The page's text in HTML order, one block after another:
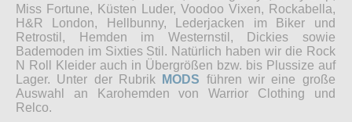
Miss Fortune, Küsten Luder, Voodoo Vixen, Rockabella,
H&R London, Hellbunny, Lederjacken im Biker und
Retrostil, Hemden im Westernstil, Dickies sowie
Bademoden im Sixties Stil. Natürlich haben wir die Rock
N Roll Kleider auch in Übergrößen bzw. bis Plussize auf
Lager. Unter der Rubrik
MODS führen wir eine große
Auswahl an Karohemden von Warrior Clothing und
Relco.